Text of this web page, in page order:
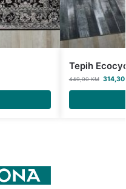
Tepih
449,00KM 314,30